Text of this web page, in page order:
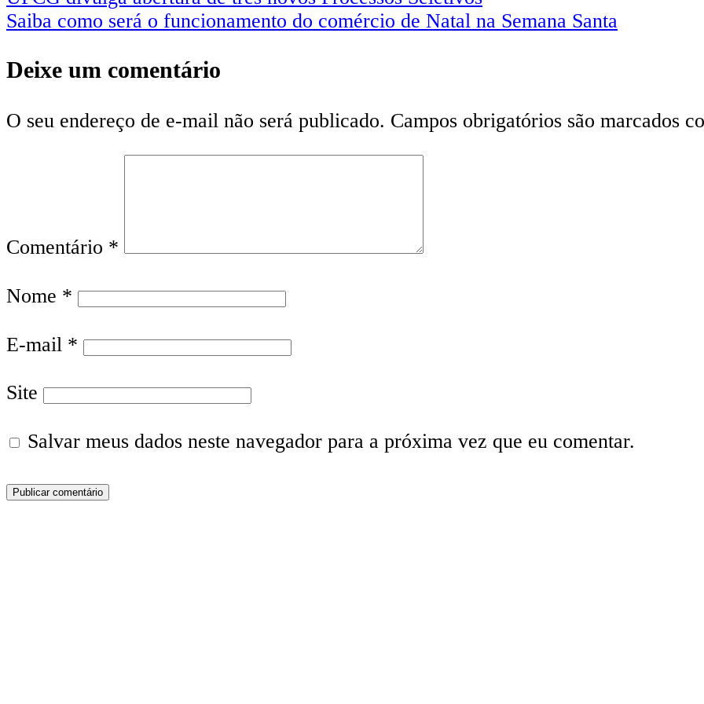
Saiba como será o funcionamento do comércio de Natal na Semana Santa
Deixe um comentário
O seu endereço de e-mail não será publicado. Campos obrigatórios são marcados
Comentário *
Nome *
E-mail *
Site
Salvar meus dados neste navegador para a próxima vez que eu comentar.